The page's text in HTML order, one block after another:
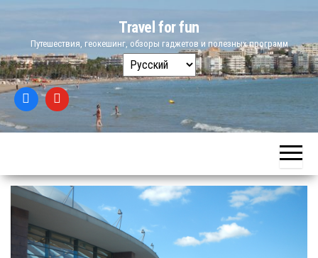
content
Travel for fun
Путешествия, геокешинг, обзоры гаджетов и полезных программ
Выбрать
язык